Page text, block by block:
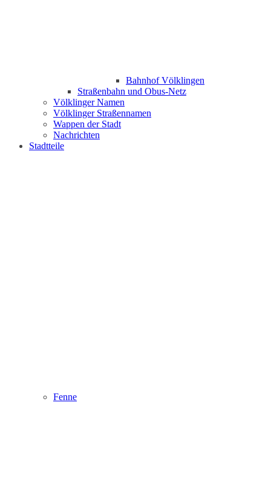
Bahnhof Völklingen
Straßenbahn und Obus-Netz
Völklinger Namen
Völklinger Straßennamen
Wappen der Stadt
Nachrichten
Stadtteile
Fenne